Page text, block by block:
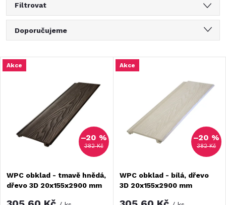
Filtrovat
Ř
a
n
p
Doporučujeme
Nejdražší
Nejprodávanější
Abecedně
V
s
p
Akce
382 Kč
–20 %
WPC obklad - tmavě hnědá,
dřevo 3D 20x155x2900 mm
Akce
382 Kč
–20 %
WPC obklad - bílá, dřevo
3D 20x155x2900 mm